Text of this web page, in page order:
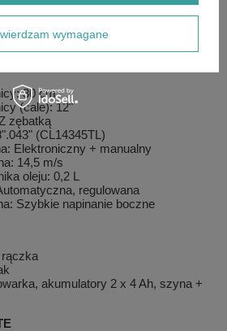
20 V
akumulatora/baterii: 2 x 4 Ah
22 min dla 2x akumulatora 4 Ah
30 cm
(cale): 12"
zębatką
(CL14345TL)
Elektroniczny + manualny
14,5 m/s
oleju: 0,2 L
regulowana
Szybkie napinanie boczne
akumulatory 2 x 4 Ah, szyna +
wymagane